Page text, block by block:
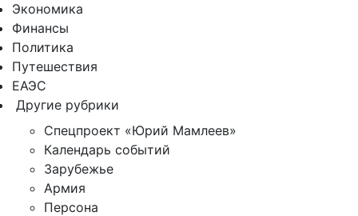
Экономика
Финансы
Политика
Путешествия
ЕАЭС
Другие рубрики
Спецпроект «Юрий Мамлеев»
Календарь событий
Зарубежье
Армия
Персона